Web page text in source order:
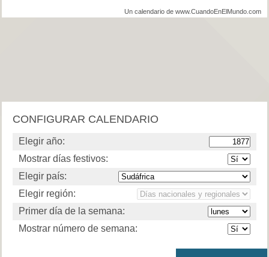
Un calendario de www.CuandoEnElMundo.com
CONFIGURAR CALENDARIO
Elegir año:
Mostrar días festivos:
Elegir país:
Elegir región:
Primer día de la semana:
Mostrar número de semana: